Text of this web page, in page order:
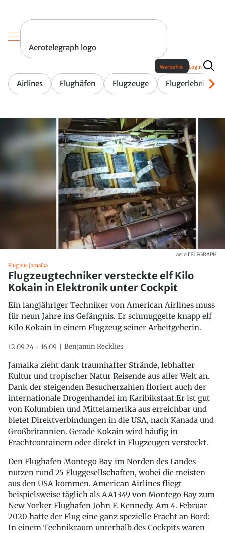
Aerotelegraph logo
Airlines Flughäfen Flugzeuge Flugerlebnis
Werbefrei Login
aeroTELEGRAPH
Flug aus Jamaika
Flugzeugtechniker versteckte elf Kilo
Kokain in Elektronik unter Cockpit
Ein langjähriger Techniker von American Airlines muss
für neun Jahre ins Gefängnis. Er schmuggelte knapp elf
Kilo Kokain in einem Flugzeug seiner Arbeitgeberin.
12.09.24 - 16:09 Benjamin Recklies
Jamaika zieht dank traumhafter Strände, lebhafter
Kultur und tropischer Natur Reisende aus aller Welt an.
Dank der steigenden Besucherzahlen floriert auch der
internationale Drogenhandel im Karibikstaat.Er ist gut
von Kolumbien und Mittelamerika aus erreichbar und
bietet Direktverbindungen in die USA, nach Kanada und
Großbritannien. Gerade Kokain wird häufig in
Frachtcontainern oder direkt in Flugzeugen versteckt.
Den Flughafen Montego Bay im Norden des Landes
nutzen rund 25 Fluggesellschaften, wobei die meisten
aus den USA kommen. American Airlines fliegt
beispielsweise täglich als AA1349 von Montego Bay zum
New Yorker Flughafen John F. Kennedy. Am 4. Februar
2020 hatte der Flug eine ganz spezielle Fracht an Bord:
In einem Technikraum unterhalb des Cockpits waren